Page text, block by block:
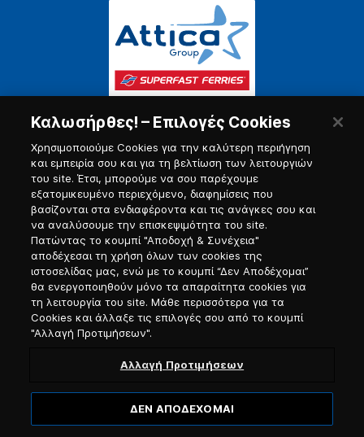
Πύλη Ναυτικού
Καλωσήρθες! – Επιλογές Cookies
Χρησιμοποιούμε Cookies για την καλύτερη περιήγηση
και εμπειρία σου και για τη βελτίωση των λειτουργιών
του site. Έτσι, μπορούμε να σου παρέχουμε
εξατομικευμένο περιεχόμενο, διαφημίσεις που
βασίζονται στα ενδιαφέροντα και τις ανάγκες σου και
να αναλύσουμε την επισκεψιμότητα του site.
Πατώντας το κουμπί "Αποδοχή & Συνέχεια"
αποδέχεσαι τη χρήση όλων των cookies της
ιστοσελίδας μας, ενώ με το κουμπί “Δεν Αποδέχομαι”
θα ενεργοποιηθούν μόνο τα απαραίτητα cookies για
τη λειτουργία του site. Μάθε περισσότερα για τα
Cookies και άλλαξε τις επιλογές σου από το κουμπί
"Αλλαγή Προτιμήσεων".
Αλλαγή Προτιμήσεων
ΔΕΝ ΑΠΟΔΕΧΟΜΑΙ